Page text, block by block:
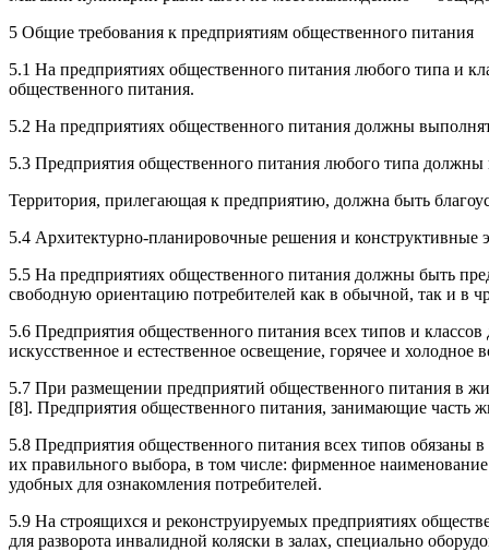
5 Общие требования к предприятиям общественного питания
5.1 На предприятиях общественного питания любого типа и
общественного питания.
5.2 На предприятиях общественного питания должны
5.3 Предприятия общественного питания любого типа
Территория, прилегающая к предприятию, должна быть
5.4 Архитектурно-планировочные решения и конструктивные
5.5 На предприятиях общественного питания должны быть
свободную ориентацию потребителей как в обычной, так и в
5.6 Предприятия общественного питания всех типов и
искусственное и естественное освещение, горячее и
5.7 При размещении предприятий общественного питания в
[8]. Предприятия общественного питания, занимающие часть
5.8 Предприятия общественного питания всех типов
их правильного выбора, в том числе: фирменное
удобных для ознакомления потребителей.
5.9 На строящихся и реконструируемых предприятиях
для разворота инвалидной коляски в залах, специально